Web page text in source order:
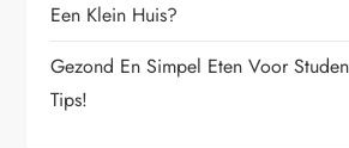
Een Klein Huis?
Gezond En Simpel Eten Voor
Tips!